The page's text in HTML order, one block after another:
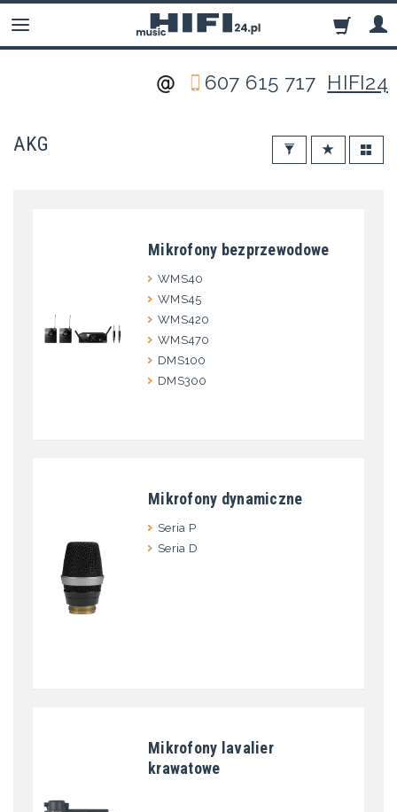
607 615 717 HIFI24
AKG
Mikrofony bezprzewodowe
WMS40
WMS45
WMS420
WMS470
DMS100
DMS300
Mikrofony dynamiczne
Seria P
Seria D
Mikrofony lavalier
krawatowe